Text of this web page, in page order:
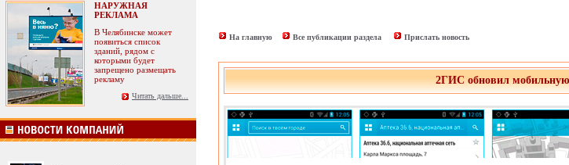
НАРУЖНАЯ
РЕКЛАМА
В Челябинске может
появиться список
зданий, рядом с
которыми будет
запрещено размещать
рекламу
Читать дальше...
На главную Все публикации раздела Прислать новость
2ГИС обновил